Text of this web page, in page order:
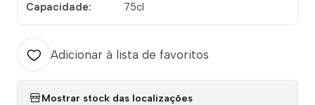
Capacidade: 75cl
Adicionar à lista de favoritos
Mostrar stock das localizações